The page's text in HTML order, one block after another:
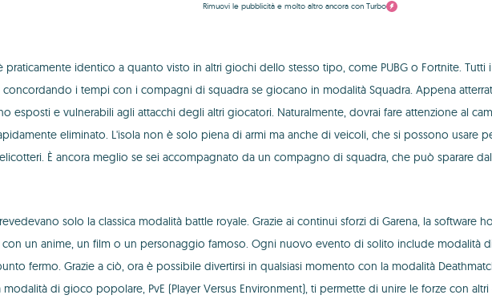
Rimuovi le pubblicità e molto altro ancora con Turbo
identico a quanto visto in altri giochi dello stesso tipo, come PUBG o Fortnite.
i tempi con i compagni di squadra se giocano in modalità Squadra. Appena
esposti e vulnerabili agli attacchi degli altri giocatori. Naturalmente, dovrai fare attenzione al
eliminato. L'isola non è solo piena di armi ma anche di veicoli, che si possono usare
È ancora meglio se sei accompagnato da un compagno di squadra, che può sparare
solo la classica modalità battle royale. Grazie ai continui sforzi di Garena, la
un anime, un film o un personaggio famoso. Ogni nuovo evento di solito include modalità
fermo. Grazie a ciò, ora è possibile divertirsi in qualsiasi momento con la modalità
di gioco popolare, PvE (Player Versus Environment), ti permette di unire le forze con